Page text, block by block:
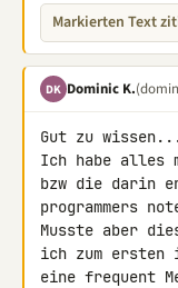
Markierten Text
DK Dominic K.
Gut zu
Ich habe alles
bzw die darin
programmers
Musste aber
ich zum ersten
eine frequent